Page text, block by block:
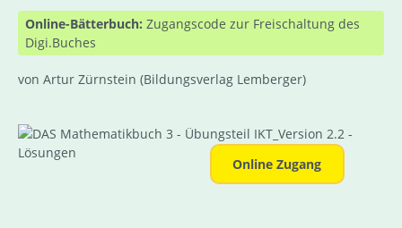
Online-Bätterbuch: Zugangscode zur Freischaltung des
Digi.Buches
von Artur Zürnstein (Bildungsverlag Lemberger)
Bildergalerie überspringen
Online Zugang